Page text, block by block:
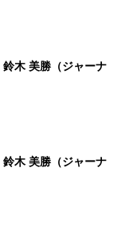
木 美勝（ジャーナ
木 美勝（ジャーナ